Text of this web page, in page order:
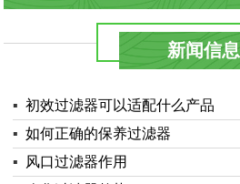
新闻信息
▪ 初效过滤器可以适配什么产品
▪ 如何正确的保养过滤器
▪
风口过滤器作用